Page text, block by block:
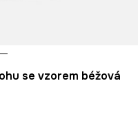
se vzorem béžová